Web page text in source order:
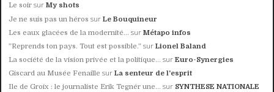
Le soir surMy shots
Je ne suis pas un héros surLe Bouquineur
Les eaux glacées de la modernité... surMétapo infos
”Reprends ton pays. Tout est possible.” surLionel Baland
La société de la vision privée et la politique... surEuro-Synergies
Giscard au Musée Fenaille surLa senteur de l'esprit
Ile de Groix : le journaliste Erik Tegnér une... sur SYNTHESE NATIONALE